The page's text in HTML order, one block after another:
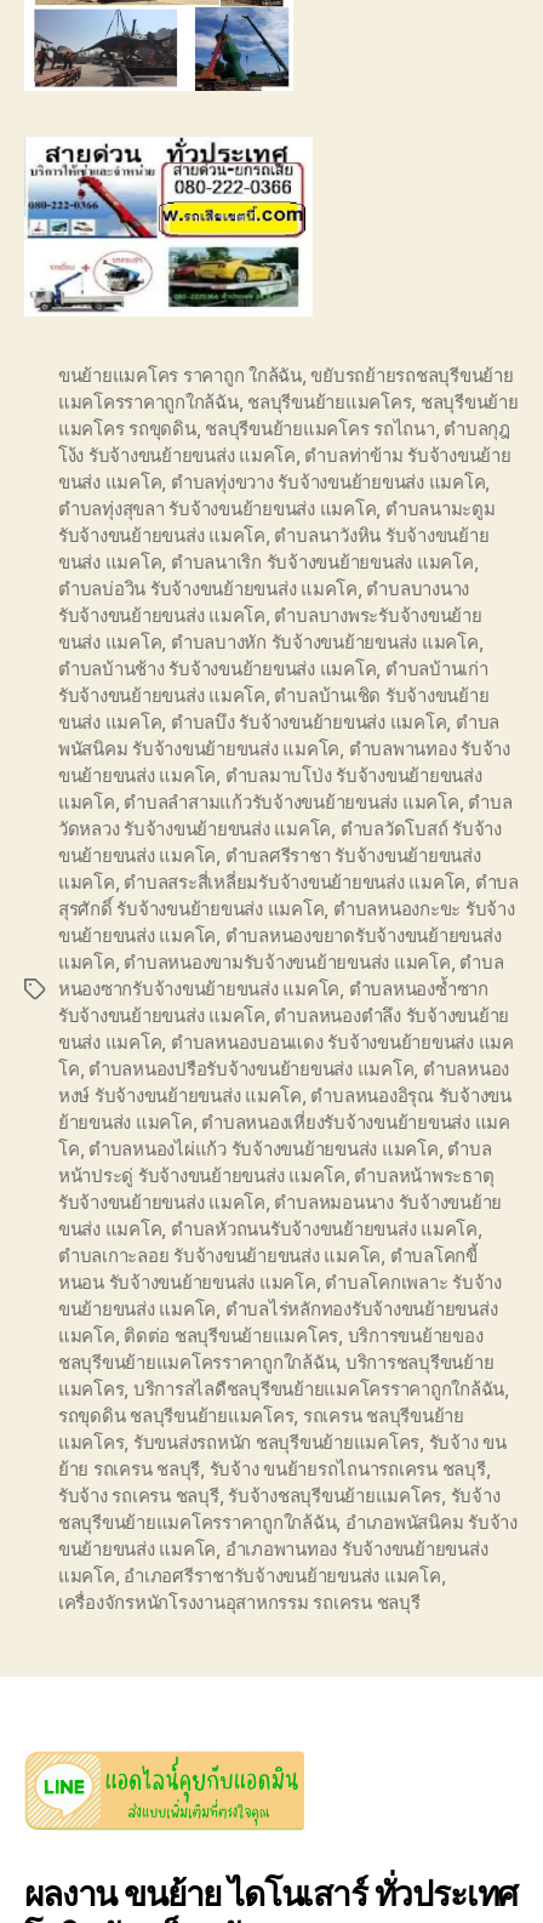
Tags
ขนย้ายแมคโคร ราคาถูก ใกล้ฉัน,ขยับรถย้ายรถชลบุรีขนย้าย
แมคโครราคาถูกใกล้ฉัน, ชลบุรีขนย้ายแมคโคร, ชลบุรีขนย้าย
แมคโคร รถขุดดิน, ชลบุรีขนย้ายแมคโคร รถไถนา, ตำบลกุฎ
โง้ง รับจ้างขนย้ายขนส่ง แมคโค, ตำบลท่าข้าม รับจ้างขนย้าย
ขนส่ง แมคโค, ตำบลทุ่งขวาง รับจ้างขนย้ายขนส่ง แมคโค,
ตำบลทุ่งสุขลา รับจ้างขนย้ายขนส่ง แมคโค, ตำบลนามะตูม
รับจ้างขนย้ายขนส่ง แมคโค, ตำบลนาวังหิน รับจ้างขนย้าย
ขนส่ง แมคโค, ตำบลนาเริก รับจ้างขนย้ายขนส่ง แมคโค,
ตำบลบ่อวิน รับจ้างขนย้ายขนส่ง แมคโค, ตำบลบางนาง
รับจ้างขนย้ายขนส่ง แมคโค, ตำบลบางพระรับจ้างขนย้าย
ขนส่ง แมคโค, ตำบลบางหัก รับจ้างขนย้ายขนส่ง แมคโค,
ตำบลบ้านช้าง รับจ้างขนย้ายขนส่ง แมคโค, ตำบลบ้านเก่า
รับจ้างขนย้ายขนส่ง แมคโค, ตำบลบ้านเชิด รับจ้างขนย้าย
ขนส่ง แมคโค, ตำบลบึง รับจ้างขนย้ายขนส่ง แมคโค, ตำบล
พนัสนิคม รับจ้างขนย้ายขนส่ง แมคโค, ตำบลพานทอง รับจ้าง
ขนย้ายขนส่ง แมคโค, ตำบลมาบโป่ง รับจ้างขนย้ายขนส่ง
แมคโค, ตำบลลำสามแก้วรับจ้างขนย้ายขนส่ง แมคโค, ตำบล
วัดหลวง รับจ้างขนย้ายขนส่ง แมคโค, ตำบลวัดโบสถ์ รับจ้าง
ขนย้ายขนส่ง แมคโค, ตำบลศรีราชา รับจ้างขนย้ายขนส่ง
แมคโค, ตำบลสระสี่เหลี่ยมรับจ้างขนย้ายขนส่ง แมคโค, ตำบล
สุรศักดิ์ รับจ้างขนย้ายขนส่ง แมคโค, ตำบลหนองกะขะ รับจ้าง
ขนย้ายขนส่ง แมคโค, ตำบลหนองขยาดรับจ้างขนย้ายขนส่ง
แมคโค, ตำบลหนองขามรับจ้างขนย้ายขนส่ง แมคโค, ตำบล
หนองซากรับจ้างขนย้ายขนส่ง แมคโค, ตำบลหนองซ้ำซาก
รับจ้างขนย้ายขนส่ง แมคโค, ตำบลหนองตำลึง รับจ้างขนย้าย
ขนส่ง แมคโค, ตำบลหนองบอนแดง รับจ้างขนย้ายขนส่ง แมค
โค, ตำบลหนองปรือรับจ้างขนย้ายขนส่ง แมคโค, ตำบลหนอง
หงษ์ รับจ้างขนย้ายขนส่ง แมคโค, ตำบลหนองอิรุณ รับจ้างขน
ย้ายขนส่ง แมคโค, ตำบลหนองเหี่ยงรับจ้างขนย้ายขนส่ง แมค
โค, ตำบลหนองไผ่แก้ว รับจ้างขนย้ายขนส่ง แมคโค, ตำบล
หน้าประดู่ รับจ้างขนย้ายขนส่ง แมคโค, ตำบลหน้าพระธาตุ
รับจ้างขนย้ายขนส่ง แมคโค, ตำบลหมอนนาง รับจ้างขนย้าย
ขนส่ง แมคโค, ตำบลหัวถนนรับจ้างขนย้ายขนส่ง แมคโค,
ตำบลเกาะลอย รับจ้างขนย้ายขนส่ง แมคโค, ตำบลโคกขี้
หนอน รับจ้างขนย้ายขนส่ง แมคโค, ตำบลโคกเพลาะ รับจ้าง
ขนย้ายขนส่ง แมคโค, ตำบลไร่หลักทองรับจ้างขนย้ายขนส่ง
แมคโค, ติดต่อ ชลบุรีขนย้ายแมคโคร, บริการขนย้ายของ
ชลบุรีขนย้ายแมคโครราคาถูกใกล้ฉัน, บริการชลบุรีขนย้าย
แมคโคร, บริการสไลดืชลบุรีขนย้ายแมคโครราคาถูกใกล้ฉัน,
รถขุดดิน ชลบุรีขนย้ายแมคโคร, รถเครน ชลบุรีขนย้าย
แมคโคร, รับขนส่งรถหนัก ชลบุรีขนย้ายแมคโคร, รับจ้าง ขน
ย้าย รถเครน ชลบุรี, รับจ้าง ขนย้ายรถไถนารถเครน ชลบุรี,
รับจ้าง รถเครน ชลบุรี, รับจ้างชลบุรีขนย้ายแมคโคร, รับจ้าง
ชลบุรีขนย้ายแมคโครราคาถูกใกล้ฉัน, อำเภอพนัสนิคม รับจ้าง
ขนย้ายขนส่ง แมคโค, อำเภอพานทอง รับจ้างขนย้ายขนส่ง
แมคโค, อำเภอศรีราชารับจ้างขนย้ายขนส่ง แมคโค,
เครื่องจักรหนักโรงงานอุสาหกรรม รถเครน ชลบุรี
ผลงาน ขนย้าย ไดโนเสาร์ ทั่วประเทศ